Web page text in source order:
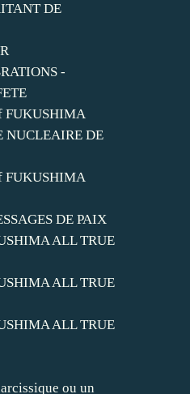
DE
-
FUKUSHIMA
NUCLEAIRE DE
FUKUSHIMA
DE PAIX
ALL TRUE
ALL TRUE
ALL TRUE
ou un